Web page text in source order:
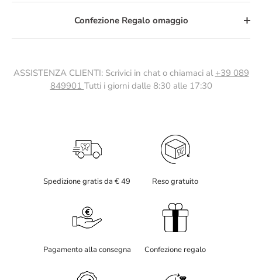
Confezione Regalo omaggio
ASSISTENZA CLIENTI: Scrivici in chat o chiamaci al +39 089
849901 Tutti i giorni dalle 8:30 alle 17:30
Spedizione gratis da € 49 Reso gratuito
Pagamento alla consegna Confezione regalo